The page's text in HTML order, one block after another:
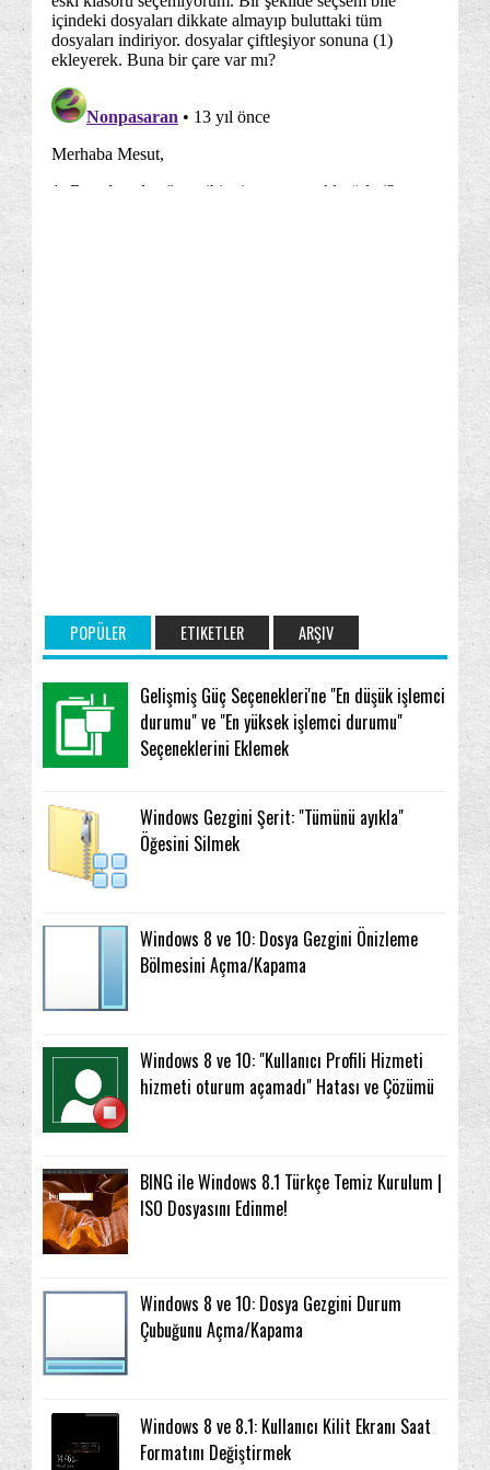
POPÜLER ETIKETLER ARŞIV
Gelişmiş Güç Seçenekleri'ne "En düşük işlemci
durumu" ve "En yüksek işlemci durumu"
Seçeneklerini Eklemek
Windows Gezgini Şerit: "Tümünü ayıkla"
Öğesini Silmek
Windows 8 ve 10: Dosya Gezgini Önizleme
Bölmesini Açma/Kapama
Windows 8 ve 10: "Kullanıcı Profili Hizmeti
hizmeti oturum açamadı" Hatası ve Çözümü
BING ile Windows 8.1 Türkçe Temiz Kurulum |
ISO Dosyasını Edinme!
Windows 8 ve 10: Dosya Gezgini Durum
Çubuğunu Açma/Kapama
Windows 8 ve 8.1: Kullanıcı Kilit Ekranı Saat
Formatını Değiştirmek